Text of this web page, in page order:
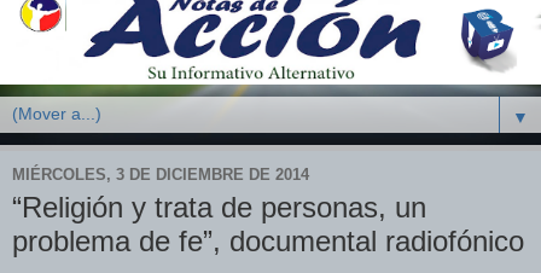
▼
MIÉRCOLES, 3 DE DICIEMBRE DE 2014
“Religión y trata de personas, un
problema de fe”, documental radiofónico